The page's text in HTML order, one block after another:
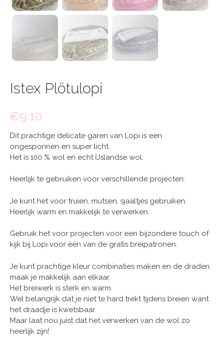
Istex Plötulopi
€9.10
Dit prachtige delicate garen van Lopi is een
ongesponnen en super licht.
Het is 100 % wol en echt IJslandse wol.
Heerlijk te gebruiken voor verschillende projecten.
Je kunt het voor truien, mutsen, sjaaltjes gebruiken.
Heerlijk warm en makkelijk te verwerken.
Gebruik het voor projecten voor een bijzondere touch of
kijk bij Lopi voor één van de gratis breipatronen.
Je kunt prachtige kleur combinaties maken en de draden
maak je makkelijk aan elkaar.
Het breiwerk is sterk en warm.
Wel belangrijk dat je niet te hard trekt tijdens breien want
het draadje is kwetsbaar.
Maar laat nou juist dat het verwerken van de wol zo
heerlijk zijn!